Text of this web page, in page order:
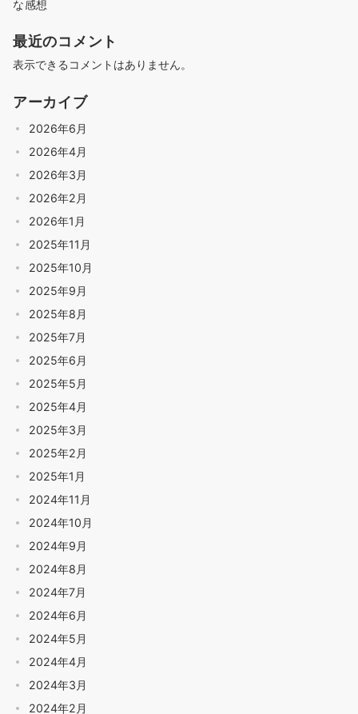
な感想
最近のコメント
表示できるコメントはありません。
アーカイブ
2026年6月
2026年4月
2026年3月
2026年2月
2026年1月
2025年11月
2025年10月
2025年9月
2025年8月
2025年7月
2025年6月
2025年5月
2025年4月
2025年3月
2025年2月
2025年1月
2024年11月
2024年10月
2024年9月
2024年8月
2024年7月
2024年6月
2024年5月
2024年4月
2024年3月
2024年2月